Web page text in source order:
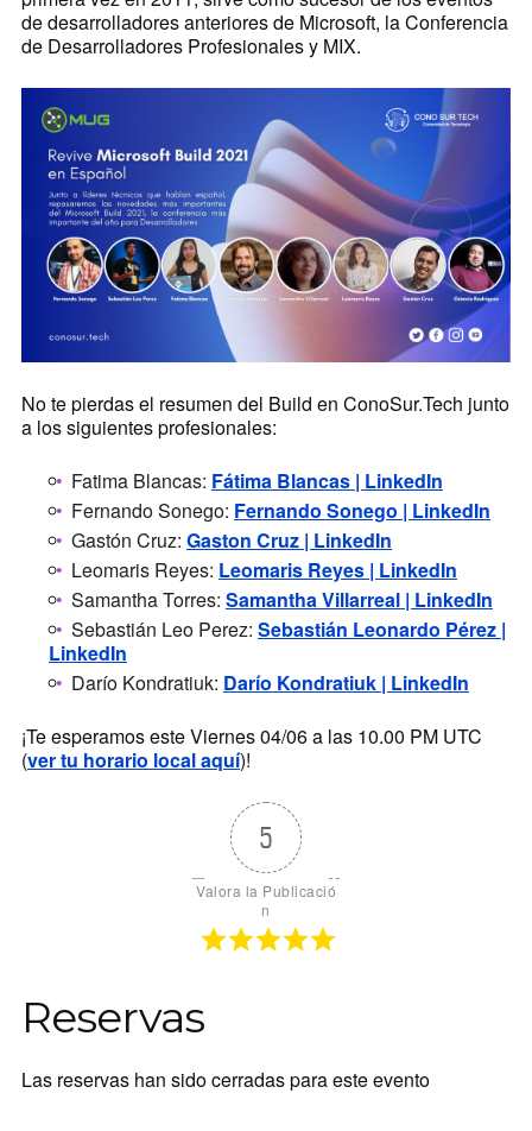
de desarrolladores anteriores de Microsoft, la Conferencia
de Desarrolladores Profesionales y MIX.
No te pierdas el resumen del Build en ConoSur.Tech junto
a los siguientes profesionales:
Fatima Blancas: Fátima Blancas | LinkedIn
Fernando Sonego: Fernando Sonego | LinkedIn
Gastón Cruz: Gaston Cruz | LinkedIn
Leomaris Reyes: Leomaris Reyes | LinkedIn
Samantha Torres: Samantha Villarreal | LinkedIn
Sebastián Leo Perez: Sebastián Leonardo Pérez |
LinkedIn
Darío Kondratiuk: Darío Kondratiuk | LinkedIn
¡Te esperamos este Viernes 04/06 a las 10.00 PM UTC
(ver tu horario local aquí)!
5
Valora la Publicació
n
Reservas
Las reservas han sido cerradas para este evento